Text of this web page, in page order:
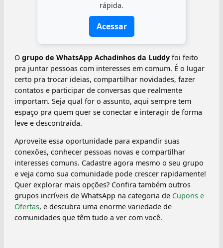
rápida.
Acessar
O grupo de WhatsApp Achadinhos da Luddy foi feito
pra juntar pessoas com interesses em comum. É o lugar
certo pra trocar ideias, compartilhar novidades, fazer
contatos e participar de conversas que realmente
importam. Seja qual for o assunto, aqui sempre tem
espaço pra quem quer se conectar e interagir de forma
leve e descontraída.
Aproveite essa oportunidade para expandir suas
conexões, conhecer pessoas novas e compartilhar
interesses comuns. Cadastre agora mesmo o seu grupo
e veja como sua comunidade pode crescer rapidamente!
Quer explorar mais opções? Confira também outros
grupos incríveis de WhatsApp na categoria de Cupons e
Ofertas, e descubra uma enorme variedade de
comunidades que têm tudo a ver com você.